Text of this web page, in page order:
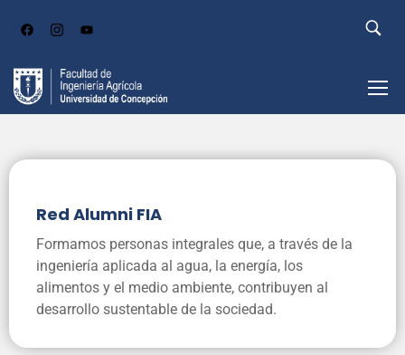
Red Alumni FIA
Formamos personas integrales que, a través de la
ingeniería aplicada al agua, la energía, los
alimentos y el medio ambiente, contribuyen al
desarrollo sustentable de la sociedad.